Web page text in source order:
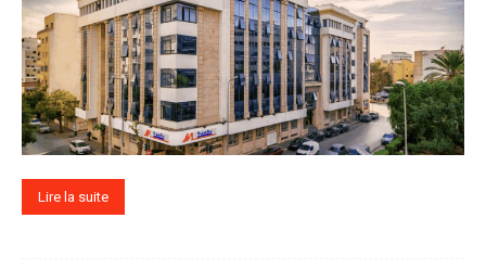
Lire la suite